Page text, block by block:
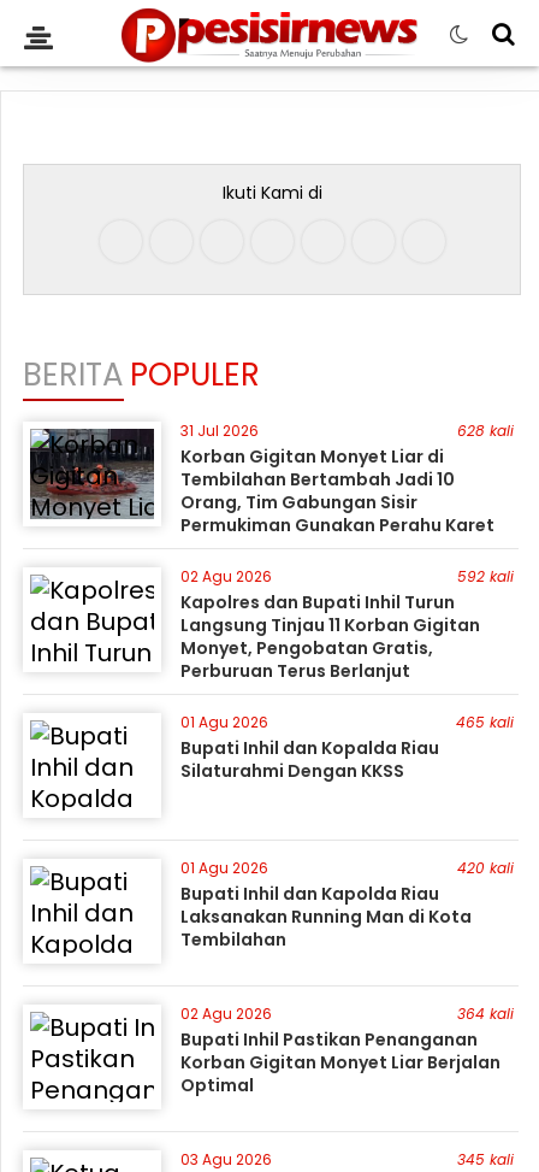
Ikuti Kami di
BERITA POPULER
31 Jul 2026 628 kali
Korban Gigitan Monyet Liar di
Tembilahan Bertambah Jadi 10
Orang, Tim Gabungan Sisir
Permukiman Gunakan Perahu Karet
02 Agu 2026 592 kali
Kapolres dan Bupati Inhil Turun
Langsung Tinjau 11 Korban Gigitan
Monyet, Pengobatan Gratis,
Perburuan Terus Berlanjut
01 Agu 2026 465 kali
Bupati Inhil dan Kopalda Riau
Silaturahmi Dengan KKSS
01 Agu 2026 420 kali
Bupati Inhil dan Kapolda Riau
Laksanakan Running Man di Kota
Tembilahan
02 Agu 2026 364 kali
Bupati Inhil Pastikan Penanganan
Korban Gigitan Monyet Liar Berjalan
Optimal
03 Agu 2026 345 kali